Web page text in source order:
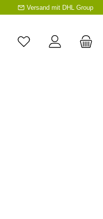
Versand mit DHL Group